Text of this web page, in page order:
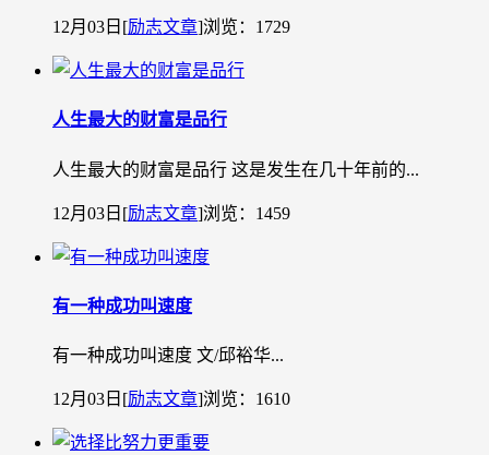
12月03日 [励志文章]浏览：1729
人生最大的财富是品行
人生最大的财富是品行 这是发生在几十年前的...
12月03日 [励志文章]浏览：1459
有一种成功叫速度
有一种成功叫速度 文/邱裕华...
12月03日 [励志文章]浏览：1610